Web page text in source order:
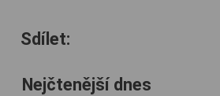
Sdílet:
Nejčtenější dnes